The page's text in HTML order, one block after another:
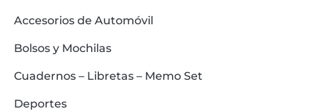
Accesorios de Automóvil
Bolsos y Mochilas
Cuadernos – Libretas – Memo Set
Deportes